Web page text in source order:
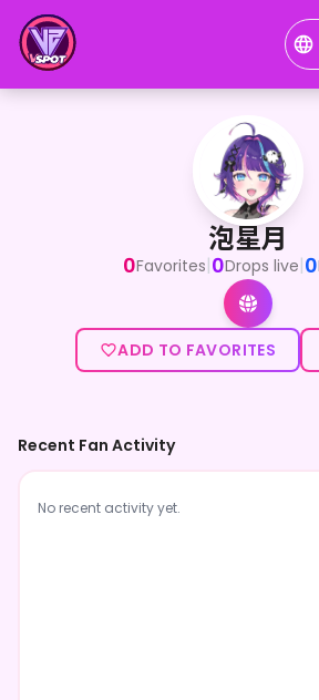
泡星月
はじめまして！シマエナガとフラペチ
泡星月
0Favorites|0Drops live|0
ADD TO FAVORITES
Recent Fan Activity
No recent activity yet.